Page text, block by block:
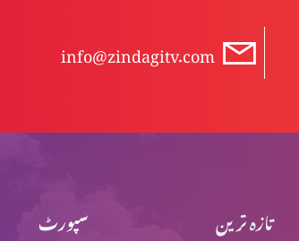
info@zindagitv.com
سپورٹ تازہ ترین